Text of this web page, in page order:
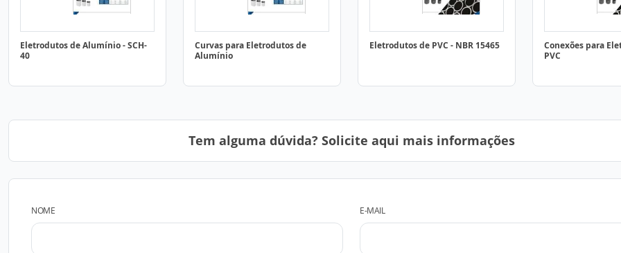
Eletrodutos de Alumínio - SCH-
40
Curvas para Eletrodutos de
Alumínio
Eletrodutos de PVC - NBR 15465
Conexões para
PVC
Tem alguma dúvida? Solicite aqui mais informações
NOME E-MAIL